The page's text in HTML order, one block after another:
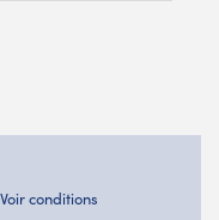
conditions